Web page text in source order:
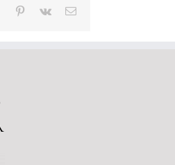
Tumblr Pinterest
Vk
Correo